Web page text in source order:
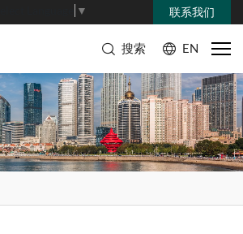
联系我们
▼
EN
搜索